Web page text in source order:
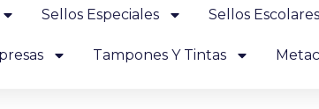
Sellos Especiales Sellos Escolares
Tampones Y Tintas